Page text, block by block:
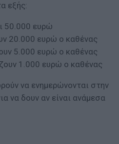
εξής:
50.000 ευρώ
20.000 ευρώ ο καθένας
5.000 ευρώ ο καθένας
1.000 ευρώ ο καθένας
να ενημερώνονται στην
να δουν αν είναι ανάμεσα